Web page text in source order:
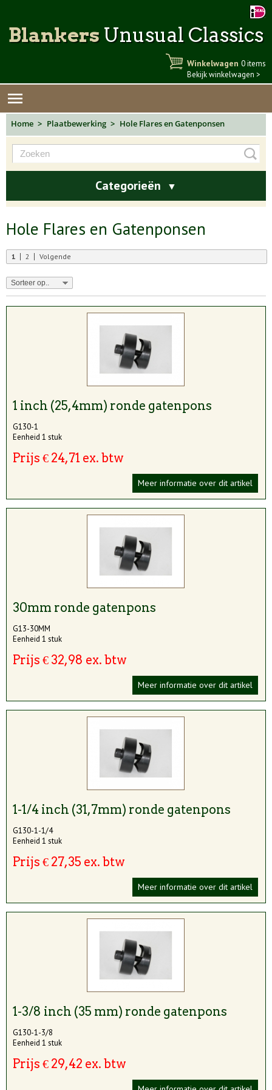
Blankers Unusual Classics
Winkelwagen 0 items
Bekijk winkelwagen >
Home Plaatbewerking Hole Flares en Gatenponsen
Categorieën ▼
Hole Flares en Gatenponsen
1 2 Volgende
1 inch (25,4mm) ronde gatenpons
G130-1
Eenheid 1 stuk
Prijs € 24,71 ex. btw
Meer informatie over dit artikel
30mm ronde gatenpons
G13-30MM
Eenheid 1 stuk
Prijs € 32,98 ex. btw
Meer informatie over dit artikel
1-1/4 inch (31,7mm) ronde gatenpons
G130-1-1/4
Eenheid 1 stuk
Prijs € 27,35 ex. btw
Meer informatie over dit artikel
1-3/8 inch (35 mm) ronde gatenpons
G130-1-3/8
Eenheid 1 stuk
Prijs € 29,42 ex. btw